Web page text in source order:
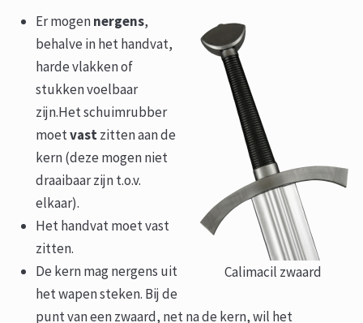
Calimacil zwaard
Er mogennergens,
behalve in het handvat,
harde vlakken of
stukken voelbaar
zijn.Het schuimrubber
moetvastzitten aan de
kern (deze mogen niet
draaibaar zijn t.o.v.
elkaar).
Het handvat moet vast
zitten.
De kern mag nergens uit
het wapen steken. Bij de
punt van een zwaard, net na de kern, wil het